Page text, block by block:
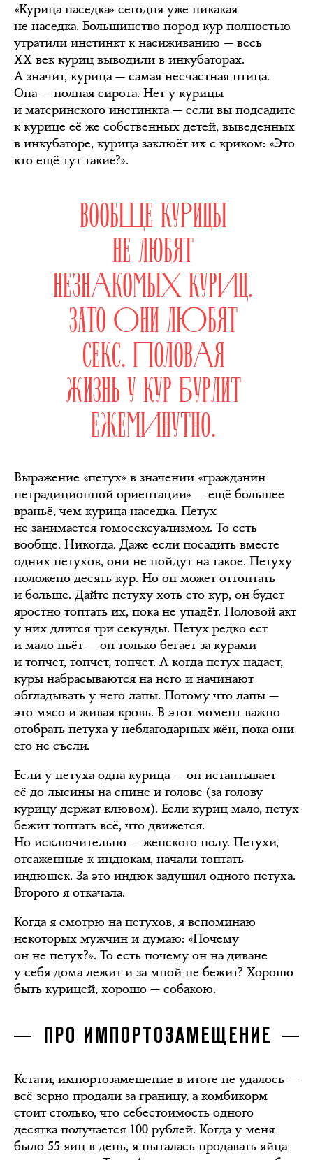
«Курица-наседка» сегодня уже никакая
не наседка. Большинство пород кур полностью
утратили инстинкт к насиживанию — весь
XX век куриц выводили в инкубаторах.
А значит, курица — самая несчастная птица.
Она — полная сирота. Нет у курицы
и материнского инстинкта — если вы подсадите
к курице её же собственных детей, выведенных
в инкубаторе, курица заклюёт их с криком: «Это
кто ещё тут такие?».
ВООБЩЕ КУРИЦЫ
НЕ ЛЮБЯТ
НЕЗНАКОМЫХ КУРИЦ.
ЗАТО ОНИ ЛЮБЯТ
СЕКС. ПОЛОВАЯ
ЖИЗНЬ У КУР БУРЛИТ
ЕЖЕМИНУТНО.
Выражение «петух» в значении «гражданин
нетрадиционной ориентации» — ещё большее
враньё, чем курица-наседка. Петух
не занимается гомосексуализмом. То есть
вообще. Никогда. Даже если посадить вместе
одних петухов, они не пойдут на такое. Петуху
положено десять кур. Но он может оттоптать
и больше. Дайте петуху хоть сто кур, он будет
яростно топтать их, пока не упадёт. Половой акт
у них длится три секунды. Петух редко ест
и мало пьёт — он только бегает за курами
и топчет, топчет, топчет. А когда петух падает,
куры набрасываются на него и начинают
обгладывать у него лапы. Потому что лапы —
это мясо и живая кровь. В этот момент важно
отобрать петуха у неблагодарных жён, пока они
его не съели.
Если у петуха одна курица — он истаптывает
её до лысины на спине и голове (за голову
курицу держат клювом). Если куриц мало, петух
бежит топтать всё, что движется.
Но исключительно — женского полу. Петухи,
отсаженные к индюкам, начали топтать
индюшек. За это индюк задушил одного петуха.
Второго я откачала.
Когда я смотрю на петухов, я вспоминаю
некоторых мужчин и думаю: «Почему
он не петух?». То есть почему он на диване
у себя дома лежит и за мной не бежит? Хорошо
быть курицей, хорошо — собакою.
ПРО ИМПОРТОЗАМЕЩЕНИЕ
Кстати, импортозамещение в итоге не удалось —
всё зерно продали за границу, а комбикорм
стоит столько, что себестоимость одного
десятка получается 100 рублей. Когда у меня
было 55 яиц в день, я пыталась продавать яйца